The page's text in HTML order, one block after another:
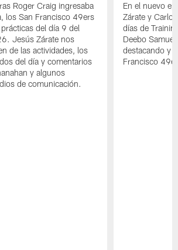
Roger Craig ingresaba
los San Francisco 49ers
del día 9 del
Jesús Zárate nos
de las actividades, los
del día y comentarios
y algunos
de comunicación.
En el nuevo
Zárate y
días de
Deebo
destacando y
Francisco